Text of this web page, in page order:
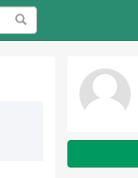
搜索